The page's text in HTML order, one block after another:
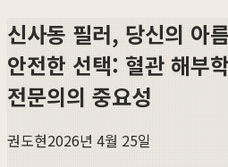
신사동 필러, 당신의 아
안전한 선택: 혈관 해부
전문의의 중요성
권도현2026년 4월 25일